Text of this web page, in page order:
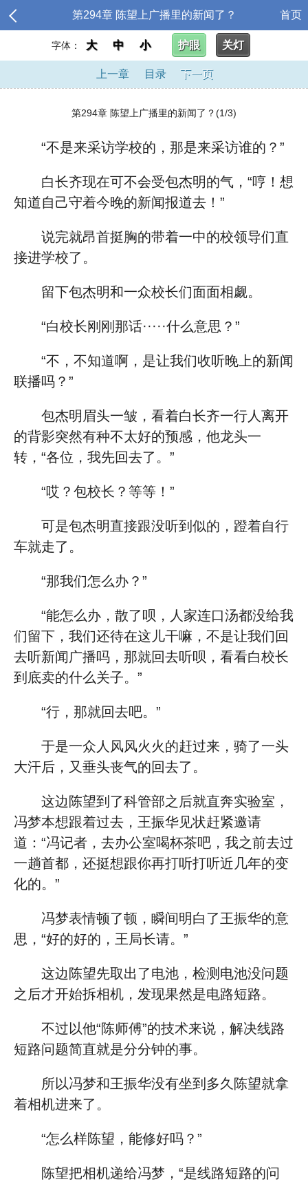
第294章 陈望上广播里的新闻了？ 首页
字体： 大 中 小 护眼 关灯
上一章 目录 下一页
第294章 陈望上广播里的新闻了？(1/3)
“不是来采访学校的，那是来采访谁的？”
白长齐现在可不会受包杰明的气，“哼！想
知道自己守着今晚的新闻报道去！”
说完就昂首挺胸的带着一中的校领导们直
接进学校了。
留下包杰明和一众校长们面面相觑。
“白校长刚刚那话·····什么意思？”
“不，不知道啊，是让我们收听晚上的新闻
联播吗？”
包杰明眉头一皱，看着白长齐一行人离开
的背影突然有种不太好的预感，他龙头一
转，“各位，我先回去了。”
“哎？包校长？等等！”
可是包杰明直接跟没听到似的，蹬着自行
车就走了。
“那我们怎么办？”
“能怎么办，散了呗，人家连口汤都没给我
们留下，我们还待在这儿干嘛，不是让我们回
去听新闻广播吗，那就回去听呗，看看白校长
到底卖的什么关子。”
“行，那就回去吧。”
于是一众人风风火火的赶过来，骑了一头
大汗后，又垂头丧气的回去了。
这边陈望到了科管部之后就直奔实验室，
冯梦本想跟着过去，王振华见状赶紧邀请
道：“冯记者，去办公室喝杯茶吧，我之前去过
一趟首都，还挺想跟你再打听打听近几年的变
化的。”
冯梦表情顿了顿，瞬间明白了王振华的意
思，“好的好的，王局长请。”
这边陈望先取出了电池，检测电池没问题
之后才开始拆相机，发现果然是电路短路。
不过以他“陈师傅”的技术来说，解决线路
短路问题简直就是分分钟的事。
所以冯梦和王振华没有坐到多久陈望就拿
着相机进来了。
“怎么样陈望，能修好吗？”
陈望把相机递给冯梦，“是线路短路的问